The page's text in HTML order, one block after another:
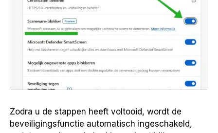
Zodra u de stappen heeft voltooid, wordt de
beveiligingsfunctie automatisch ingeschakeld,